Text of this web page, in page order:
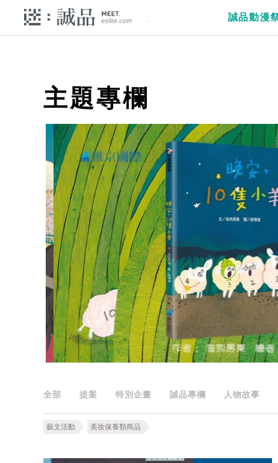
誠品動漫
主題專欄
全部 提案 特別企畫 誠品專欄 人物故事
藝文活動 美妝保養類商品